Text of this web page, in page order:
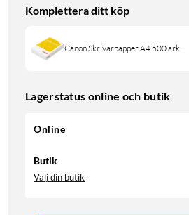
Komplettera ditt köp
Canon Skrivarpapper A4 500 ark
Lagerstatus online och butik
Online
Butik
Välj din butik